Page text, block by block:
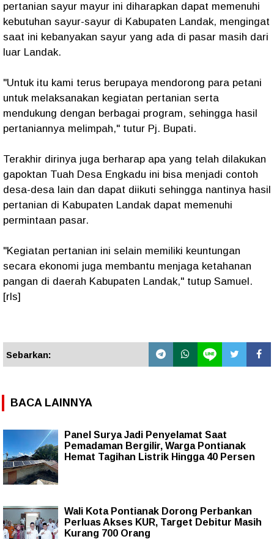
pertanian sayur mayur ini diharapkan dapat memenuhi
kebutuhan sayur-sayur di Kabupaten Landak, mengingat
saat ini kebanyakan sayur yang ada di pasar masih dari
luar Landak.
"Untuk itu kami terus berupaya mendorong para petani
untuk melaksanakan kegiatan pertanian serta
mendukung dengan berbagai program, sehingga hasil
pertaniannya melimpah," tutur Pj. Bupati.
Terakhir dirinya juga berharap apa yang telah dilakukan
gapoktan Tuah Desa Engkadu ini bisa menjadi contoh
desa-desa lain dan dapat diikuti sehingga nantinya hasil
pertanian di Kabupaten Landak dapat memenuhi
permintaan pasar.
"Kegiatan pertanian ini selain memiliki keuntungan
secara ekonomi juga membantu menjaga ketahanan
pangan di daerah Kabupaten Landak," tutup Samuel.
[rls]
Sebarkan:
BACA LAINNYA
Panel Surya Jadi Penyelamat Saat
Pemadaman Bergilir, Warga Pontianak
Hemat Tagihan Listrik Hingga 40 Persen
Wali Kota Pontianak Dorong Perbankan
Perluas Akses KUR, Target Debitur Masih
Kurang 700 Orang